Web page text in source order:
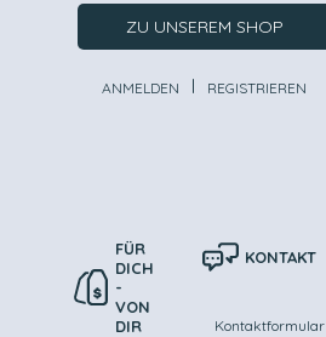
ZU UNSEREM SHOP
ANMELDEN I REGISTRIEREN
FÜR
DICH
-
VON
DIR
KONTAKT
Kontaktformular